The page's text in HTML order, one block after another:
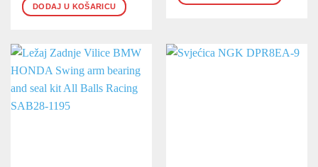
DODAJ U KOŠARICU